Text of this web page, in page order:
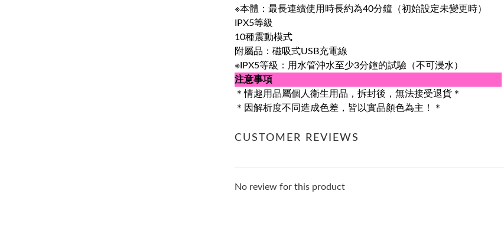
※本體：最長連續使用時長約為40分鐘（初始設定未變更時）
IPX5等級
10種震動模式
附屬品：磁吸式USB充電線
※IPX5等級：用水管沖水至少3分鐘的試驗（不可浸水）
注意事項
＊情趣用品屬個人衛生用品，拆封後，無法接受退貨＊
＊因解析度不同造成色差，皆以實品顏色為主！＊
CUSTOMER REVIEWS
No review for this product